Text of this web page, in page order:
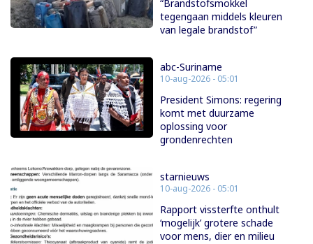
“Brandstofsmokkel
tegengaan middels kleuren
van legale brandstof”
abc-Suriname
10-aug-2026 - 05:01
President Simons: regering
komt met duurzame
oplossing voor
grondenrechten
starnieuws
10-aug-2026 - 05:01
Rapport vissterfte onthult
‘mogelijk’ grotere schade
voor mens, dier en milieu